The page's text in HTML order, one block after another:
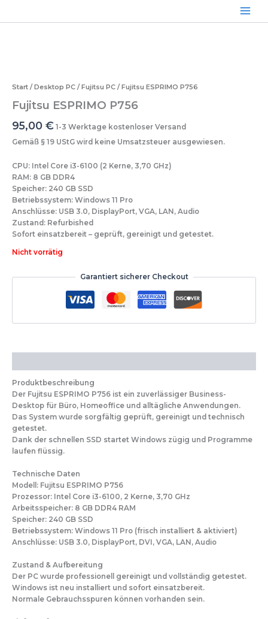
Start / Desktop PC / Fujitsu PC / Fujitsu ESPRIMO P756
Fujitsu ESPRIMO P756
95,00 € 1-3 Werktage kostenloser Versand
Gemäß § 19 UStG wird keine Umsatzsteuer ausgewiesen.
CPU: Intel Core i3-6100 (2 Kerne, 3,70 GHz)
RAM: 8 GB DDR4
Speicher: 240 GB SSD
Betriebssystem: Windows 11 Pro
Anschlüsse: USB 3.0, DisplayPort, VGA, LAN, Audio
Zustand: Refurbished
Sofort einsatzbereit – geprüft, gereinigt und getestet.
Nicht vorrätig
Garantiert sicherer Checkout
Produktbeschreibung
Der Fujitsu ESPRIMO P756 ist ein zuverlässiger Business-
Desktop für Büro, Homeoffice und alltägliche Anwendungen.
Das System wurde sorgfältig geprüft, gereinigt und technisch
getestet.
Dank der schnellen SSD startet Windows zügig und Programme
laufen flüssig.
Technische Daten
Modell: Fujitsu ESPRIMO P756
Prozessor: Intel Core i3-6100, 2 Kerne, 3,70 GHz
Arbeitsspeicher: 8 GB DDR4 RAM
Speicher: 240 GB SSD
Betriebssystem: Windows 11 Pro (frisch installiert & aktiviert)
Anschlüsse: USB 3.0, DisplayPort, DVI, VGA, LAN, Audio
Zustand & Aufbereitung
Der PC wurde professionell gereinigt und vollständig getestet.
Windows ist neu installiert und sofort einsatzbereit.
Normale Gebrauchsspuren können vorhanden sein.